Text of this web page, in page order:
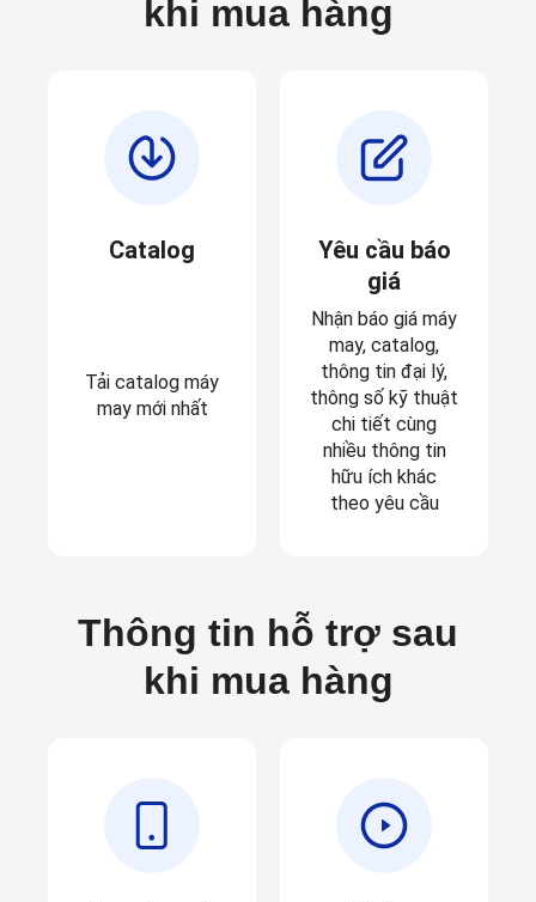
khi mua hàng
Catalog
Tải catalog máy
may mới nhất
Yêu cầu báo
giá
Nhận báo giá máy
may, catalog,
thông tin đại lý,
thông số kỹ thuật
chi tiết cùng
nhiều thông tin
hữu ích khác
theo yêu cầu
Thông tin hỗ trợ sau
khi mua hàng